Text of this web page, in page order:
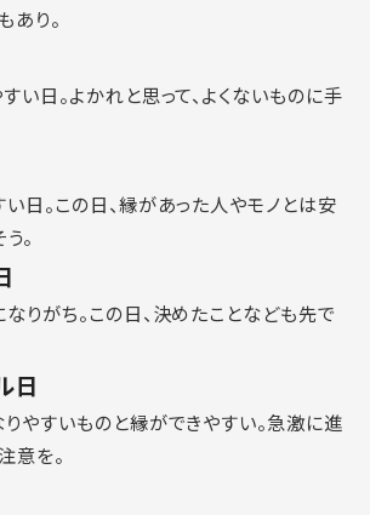
あり。
い日。よかれと思って、よくないものに手
日。この日、縁があった人やモノとは安
。
りがち。この日、決めたことなども先で
日
やすいものと縁ができやすい。急激に進
意を。